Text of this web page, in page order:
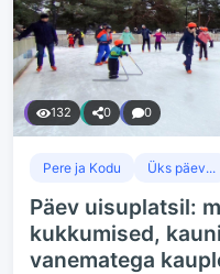
132 0 0
Pere ja Kodu Üks päev...
Päev uisuplatsil:
kukkumised,
vanematega